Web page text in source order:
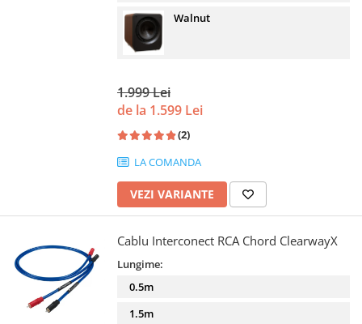
Walnut
1.999 Lei
de la 1.599 Lei
(2)
LA COMANDA
VEZI VARIANTE
Cablu Interconect RCA Chord ClearwayX
Lungime:
0.5m
1.5m